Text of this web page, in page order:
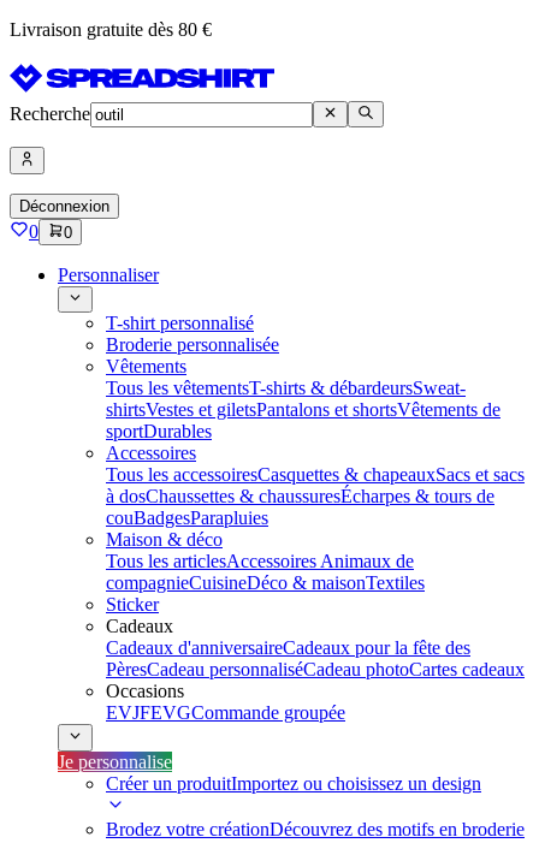
Livraison gratuite dès 80 €
Recherche
Déconnexion
0 0
Personnaliser
T-shirt personnalisé
Broderie personnalisée
Vêtements
Tous les vêtementsT-shirts & débardeursSweat-
shirtsVestes et giletsPantalons et shortsVêtements de
sportDurables
Accessoires
Tous les accessoiresCasquettes & chapeauxSacs et sacs
à dosChaussettes & chaussuresÉcharpes & tours de
couBadgesParapluies
Maison & déco
Tous les articlesAccessoires Animaux de
compagnieCuisineDéco & maisonTextiles
Sticker
Cadeaux
Cadeaux d'anniversaireCadeaux pour la fête des
PèresCadeau personnaliséCadeau photoCartes cadeaux
Occasions
EVJFEVGCommande groupée
Je personnalise
Créer un produitImportez ou choisissez un design
Brodez votre créationDécouvrez des motifs en broderie